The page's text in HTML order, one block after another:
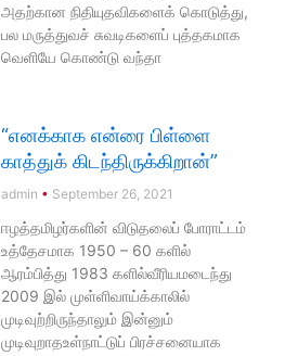
அதற்கான நிதியுதவிகளைக் கொடுத்து,
பல மருத்துவச் சுவடிகளைப் புத்தகமாக
வெளியே கொண்டு வந்தா
“எனக்காக என்ரை பிள்ளை
காத்துக் கிடந்திருக்கிறான்”
admin September 26, 2021
ஈழத்தமிழர்களின் விடுதலைப் போராட்டம்
உத்தேசமாக 1950 – 60 களில்
ஆரம்பித்து 1983 களில்வீரியமடைந்து
2009 இல் முள்ளிவாய்க்காலில்
முடிவுற்றிருந்தாலும் இன்னும்
முடிவுறாதஉள்நாட்டுப் பிரச்சனையாக